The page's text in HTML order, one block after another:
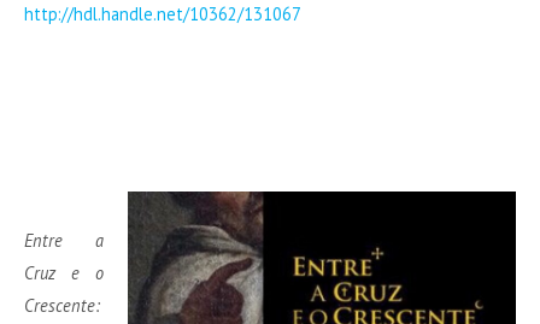
http://hdl.handle.net/10362/131067
Entre a
Cruz e o
Crescente: